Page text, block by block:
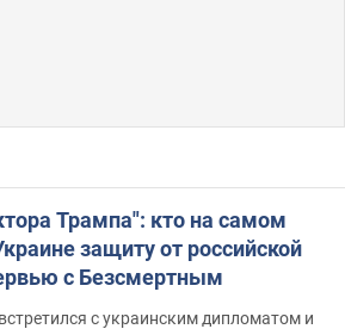
Трампа": кто на самом
защиту от российской
с Безсмертным
с украинским дипломатом и